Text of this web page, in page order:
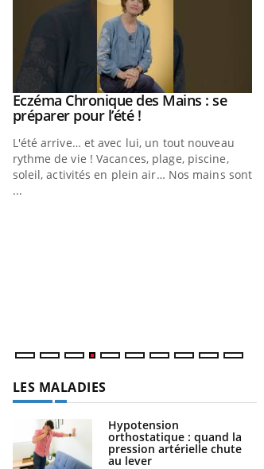
Youtube
Eczéma Chronique des Mains : se
préparer pour l’été !Youtube
L'été arrive… et avec lui, un tout nouveau
rythme de vie ! Vacances, plage, piscine,
soleil, activités en plein air… Nos mains sont
...
LES MALADIES
Hypotension
orthostatique : quand la
pression artérielle chute
au lever